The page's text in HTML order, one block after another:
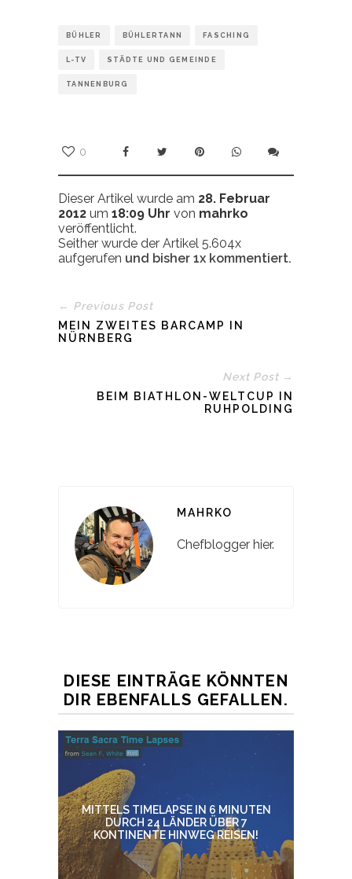
BÜHLER BÜHLERTANN FASCHING
L-TV STÄDTE UND GEMEINDE
TANNENBURG
0
Dieser Artikel wurde am 28. Februar
2012 um 18:09 Uhr von mahrko
veröffentlicht.
Seither wurde der Artikel 5.604x
aufgerufen und bisher 1x kommentiert.
← Previous Post
MEIN ZWEITES BARCAMP IN
NÜRNBERG
Next Post →
BEIM BIATHLON-WELTCUP IN
RUHPOLDING
MAHRKO
Chefblogger hier.
DIESE EINTRÄGE KÖNNTEN
DIR EBENFALLS GEFALLEN.
MITTELS TIMELAPSE IN 6 MINUTEN
DURCH 24 LÄNDER ÜBER 7
KONTINENTE HINWEG REISEN!